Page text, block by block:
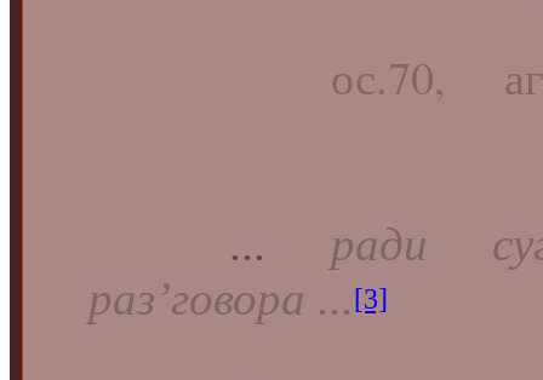
ос.70,
... ради
раз’говора ...[3]